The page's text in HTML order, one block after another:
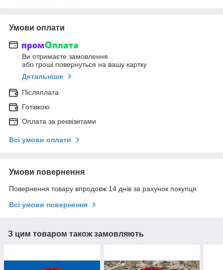
Умови оплати
Ви отримаєте замовлення
або гроші повернуться на вашу картку
Детальніше
Післяплата
Готівкою
Оплата за реквізитами
Всі умови оплати
Умови повернення
Повернення товару впродовж 14 днів за рахунок покупця
Всі умови повернення
З цим товаром також замовляють